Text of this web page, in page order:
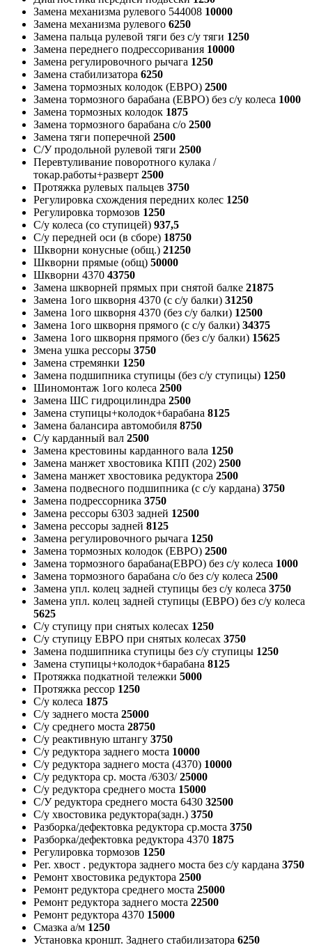
Замена механизма рулевого 544008 10000
Замена механизма рулевого 6250
Замена пальца рулевой тяги без с/у тяги 1250
Замена переднего подрессоривания 10000
Замена регулировочного рычага 1250
Замена стабилизатора 6250
Замена тормозных колодок (ЕВРО) 2500
Замена тормозного барабана (ЕВРО) без с/у колеса 1000
Замена тормозных колодок 1875
Замена тормозного барабана с/о 2500
Замена тяги поперечной 2500
С/У продольной рулевой тяги 2500
Перевтуливание поворотного кулака /
токар.работы+разверт 2500
Протяжка рулевых пальцев 3750
Регулировка схождения передних колес 1250
Регулировка тормозов 1250
С/у колеса (со ступицей) 937,5
С/у передней оси (в сборе) 18750
Шкворни конусные (общ.) 21250
Шкворни прямые (общ) 50000
Шкворни 4370 43750
Замена шкворней прямых при снятой балке 21875
Замена 1ого шкворня 4370 (с с/у балки) 31250
Замена 1ого шкворня 4370 (без с/у балки) 12500
Замена 1ого шкворня прямого (с с/у балки) 34375
Замена 1ого шкворня прямого (без с/у балки) 15625
Змена ушка рессоры 3750
Замена стремянки 1250
Замена подшипника ступицы (без с/у ступицы) 1250
Шиномонтаж 1ого колеса 2500
Замена ШС гидроцилиндра 2500
Замена ступицы+колодок+барабана 8125
Замена балансира автомобиля 8750
С/у карданный вал 2500
Замена крестовины карданного вала 1250
Замена манжет хвостовика КПП (202) 2500
Замена манжет хвостовика редуктора 2500
Замена подвесного подшипника (с с/у кардана) 3750
Замена подрессорника 3750
Замена рессоры 6303 задней 12500
Замена рессоры задней 8125
Замена регулировочного рычага 1250
Замена тормозных колодок (ЕВРО) 2500
Замена тормозного барабана(ЕВРО) без с/у колеса 1000
Замена тормозного барабана с/о без с/у колеса 2500
Замена упл. колец задней ступицы без с/у колеса 3750
Замена упл. колец задней ступицы (ЕВРО) без с/у колеса
5625
С/у ступицу при снятых колесах 1250
С/у ступицу ЕВРО при снятых колесах 3750
Замена подшипника ступицы без с/у ступицы 1250
Замена ступицы+колодок+барабана 8125
Протяжка подкатной тележки 5000
Протяжка рессор 1250
С/у колеса 1875
С/у заднего моста 25000
С/у среднего моста 28750
С/у реактивную штангу 3750
С/у редуктора заднего моста 10000
С/у редуктора заднего моста (4370) 10000
С/у редуктора ср. моста /6303/25000
С/у редуктора среднего моста 15000
С/У редуктора среднего моста 6430 32500
С/у хвостовика редуктора(задн.) 3750
Разборка/дефектовка редуктора ср.моста 3750
Разборка/дефектовка редуктора 4370 1875
Регулировка тормозов 1250
Рег. хвост . редуктора заднего моста без с/у кардана 3750
Ремонт хвостовика редуктора 2500
Ремонт редуктора среднего моста 25000
Ремонт редуктора заднего моста 22500
Ремонт редуктора 4370 15000
Смазка а/м 1250
Установка кроншт. Заднего стабилизатора 6250